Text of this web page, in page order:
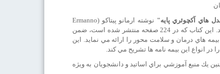
هاي آكچوئري پايه"
نوشته ارمانو پيتاكو (Ermanno
Pitacco) به همت دکتر اکبر افتخاری، دكتر مهدي رياحي فر و دكتر فواد خوشنام ترجمه و منتشر شد. این کتاب که در 224 صفحه منتشر شده است، ضمن
هاي درمان و سلامت محور را ارائه مي نمايد. اين
انواع اين بيمه نامه ها تشريح مي كند.
يك منبع آموزشي براي اساتيد و دانشجويان به ويژه